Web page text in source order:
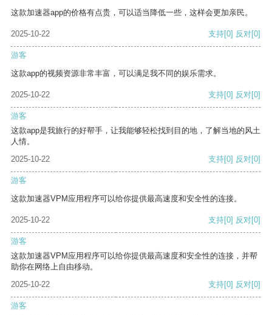
这款加速器app的价格有点贵，可以适当降低一些，这样会更加亲民。
2025-10-22 支持[0] 反对[0]
游客
这款app的视频资源非常丰富，可以满足我不同的娱乐需求。
2025-10-22 支持[0] 反对[0]
游客
这款app是我旅行的好帮手，让我能够轻松找到目的地，了解当地的风土
人情。
2025-10-22
支持[0] 反对[0]
游客
这款加速器VPM应用程序可以给你提供最高速度和安全性的连接。
2025-10-22 支持[0] 反对[0]
游客
这款加速器VPM应用程序可以给你提供最高速度和安全性的连接，并帮
助你在网络上自由移动。
2025-10-22
支持[0] 反对[0]
游客